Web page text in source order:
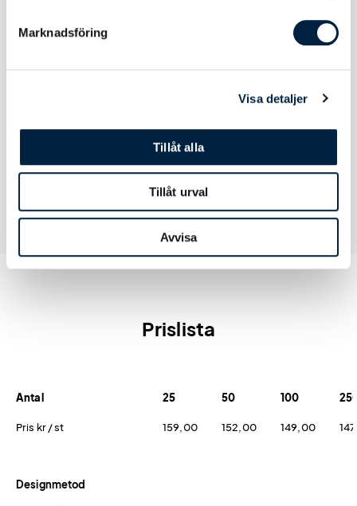
Marknadsföring
Visa detaljer
Tillåt alla
Tillåt urval
Avvisa
Prislista
Antal 25 50 100
Pris kr / st 159,00 152,00 149,00
Designmetod